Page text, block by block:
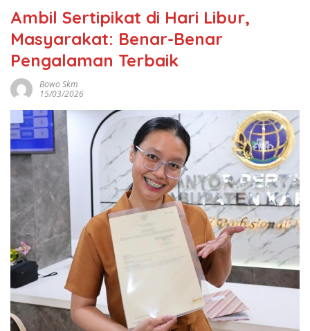
Ambil Sertipikat di Hari Libur,
Masyarakat: Benar-Benar
Pengalaman Terbaik
Bowo Skm
15/03/2026